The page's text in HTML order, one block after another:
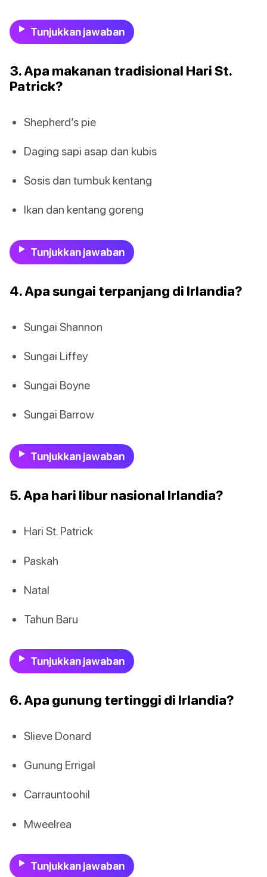
Tunjukkan jawaban
3. Apa makanan tradisional Hari St.
Patrick?
Shepherd’s pie
Daging sapi asap dan kubis
Sosis dan tumbuk kentang
Ikan dan kentang goreng
Tunjukkan jawaban
4. Apa sungai terpanjang di Irlandia?
Sungai Shannon
Sungai Liffey
Sungai Boyne
Sungai Barrow
Tunjukkan jawaban
5. Apa hari libur nasional Irlandia?
Hari St. Patrick
Paskah
Natal
Tahun Baru
Tunjukkan jawaban
6. Apa gunung tertinggi di Irlandia?
Slieve Donard
Gunung Errigal
Carrauntoohil
Mweelrea
Tunjukkan jawaban